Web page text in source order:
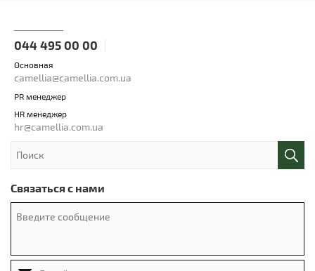
044 495 00 00
Основная
camellia@camellia.com.ua
PR менеджер
HR менеджер
hr@camellia.com.ua
Связаться с нами